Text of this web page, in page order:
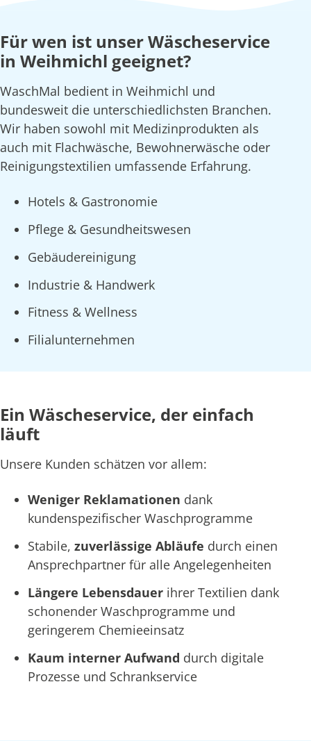
Für wen ist unser Wäscheservice
in Weihmichl geeignet?
WaschMal bedient in Weihmichl und
bundesweit die unterschiedlichsten Branchen.
Wir haben sowohl mit Medizinprodukten als
auch mit Flachwäsche, Bewohnerwäsche oder
Reinigungstextilien umfassende Erfahrung.
Hotels & Gastronomie
Pflege & Gesundheitswesen
Gebäudereinigung
Industrie & Handwerk
Fitness & Wellness
Filialunternehmen
Ein Wäscheservice, der einfach
läuft
Unsere Kunden schätzen vor allem:
Weniger Reklamationen dank
kundenspezifischer Waschprogramme
Stabile, zuverlässige Abläufe durch einen
Ansprechpartner für alle Angelegenheiten
Längere Lebensdauer ihrer Textilien dank
schonender Waschprogramme und
geringerem Chemieeinsatz
Kaum interner Aufwand durch digitale
Prozesse und Schrankservice